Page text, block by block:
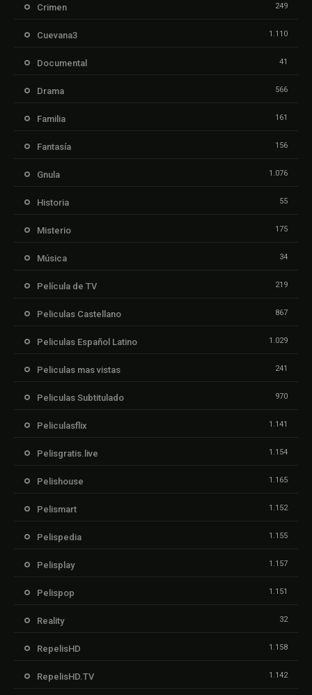
Crimen 249
Cuevana3 1.110
Documental 41
Drama 566
Familia 161
Fantasía 156
Gnula 1.076
Historia 55
Misterio 175
Música 34
Película de TV 219
Peliculas Castellano 867
Peliculas Español Latino 1.029
Peliculas mas vistas 241
Peliculas Subtitulado 970
Peliculasflix 1.141
Pelisgratis.live 1.154
Pelishouse 1.165
Pelismart 1.152
Pelispedia 1.155
Pelisplay 1.157
Pelispop 1.151
Reality 32
RepelisHD 1.158
RepelisHD.TV 1.142